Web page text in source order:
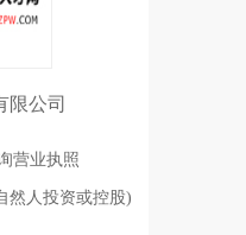
限公司
营业执照
然人投资或控股)